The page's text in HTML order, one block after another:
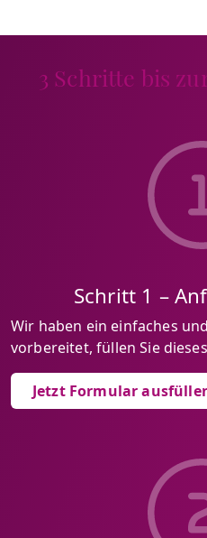
3 Schritte bis
Schritt 1 –
Wir haben ein einfaches
vorbereitet, füllen Sie
Jetzt Formular